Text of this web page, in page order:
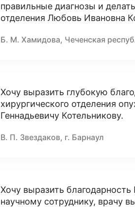
правильные диагнозы и
отделения Любовь Ивановна
Б. М. Хамидова, Чеченская
Хочу выразить глубокую
хирургического отделения
Геннадьевичу Котельникову.
В. П. Звездаков, г. Барнаул
Хочу выразить
научному сотруднику, врачу